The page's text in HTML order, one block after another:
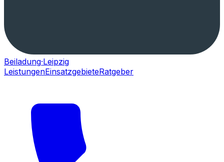
Beiladung·Leipzig
LeistungenEinsatzgebieteRatgeber